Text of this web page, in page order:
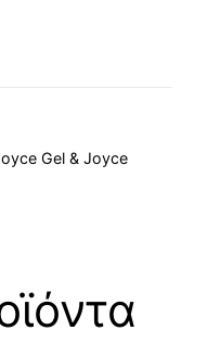
Gel & Joyce